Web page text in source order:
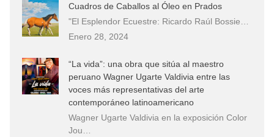
Cuadros de Caballos al Óleo en Prados
"El Esplendor Ecuestre: Ricardo Raúl Bossie…
Enero 28, 2024
“La vida”: una obra que sitúa al maestro
peruano Wagner Ugarte Valdivia entre las
voces más representativas del arte
contemporáneo latinoamericano
Wagner Ugarte Valdivia en la exposición Color
Jou…